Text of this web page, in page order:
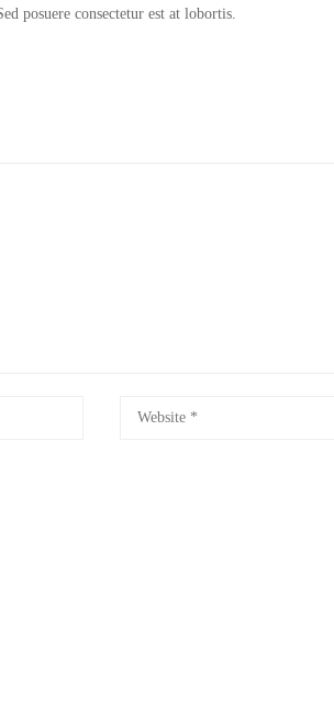
posuere consectetur est at lobortis.